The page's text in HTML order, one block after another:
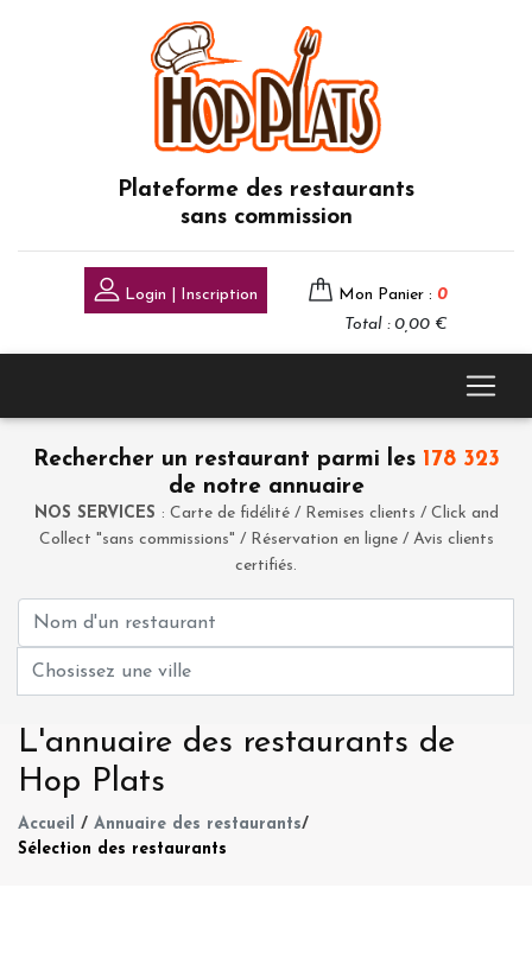
Plateforme des restaurants
sans commission
Login | Inscription Mon Panier : 0
Total : 0,00 €
Rechercher un restaurant parmi les 178 323
de notre annuaire
NOS SERVICES : Carte de fidélité / Remises clients / Click and
Collect "sans commissions" / Réservation en ligne / Avis clients
certifiés.
L'annuaire des restaurants de
Hop Plats
Accueil / Annuaire des restaurants/
Sélection des restaurants